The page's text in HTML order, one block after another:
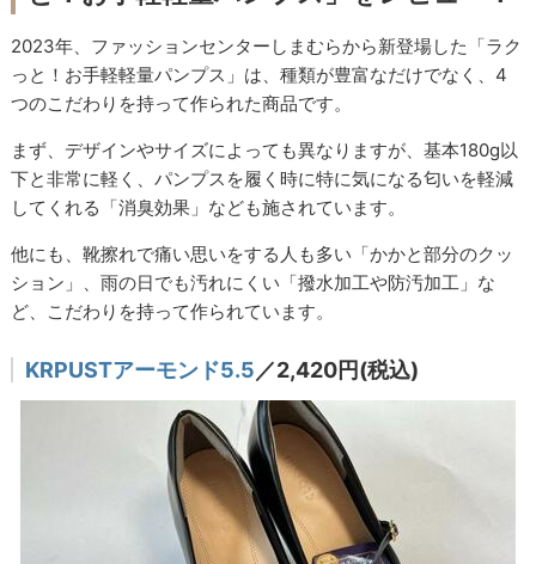
2023年、ファッションセンターしまむらから新登場した「ラク
っと！お手軽軽量パンプス」は、種類が豊富なだけでなく、4
つのこだわりを持って作られた商品です。
まず、デザインやサイズによっても異なりますが、基本180g以
下と非常に軽く、パンプスを履く時に特に気になる匂いを軽減
してくれる「消臭効果」なども施されています。
他にも、靴擦れで痛い思いをする人も多い「かかと部分のクッ
ション」、雨の日でも汚れにくい「撥水加工や防汚加工」な
ど、こだわりを持って作られています。
KRPUSTアーモンド5.5／2,420円(税込)